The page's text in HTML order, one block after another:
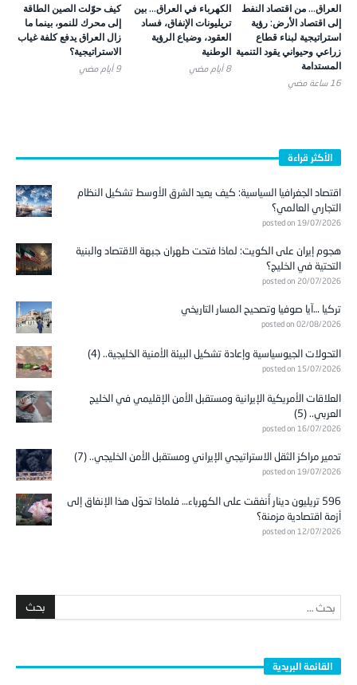
العراق… من اقتصاد النفط
إلى اقتصاد الأرض: رؤية
استراتيجية لبناء قطاع
زراعي وحيواني يقود التنمية
المستدامة
16 ساعة ‎مضي
الكهرباء في العراق… بين
تريليونات الإنفاق، فساد
العقود، وضياع الرؤية
الوطنية
8 أيام ‎مضي
كيف حوّلت الصين الطاقة
إلى محرك للنمو، بينما ما
زال العراق يدفع كلفة غياب
الاستراتيجية؟
9 أيام ‎مضي
الأكثر قراءة
اقتصاد الجغرافيا السياسية: كيف يعيد الشرق الأوسط تشكيل النظام
التجاري العالمي؟
posted on 19/07/2026
هجوم إيران على الكويت: لماذا فتحت طهران جبهة الاقتصاد والبنية
التحتية في الخليج؟
posted on 20/07/2026
تركيا …آيا صوفيا وتصحيح المسار التاريخي
posted on 02/08/2026
التحولات الجيوسياسية وإعادة تشكيل البيئة الأمنية الخليجية.. (4)
posted on 15/07/2026
العلاقات الأمريكية الإيرانية ومستقبل الأمن الإقليمي في الخليج
العربي.. (5)
posted on 16/07/2026
تدمير مراكز الثقل الاستراتيجي الإيراني ومستقبل الأمن الخليجي.. (7)
posted on 19/07/2026
596 تريليون دينار أُنفقت على الكهرباء… فلماذا تحوّل هذا الإنفاق إلى
أزمة اقتصادية مزمنة؟
posted on 12/07/2026
القائمة البريدية